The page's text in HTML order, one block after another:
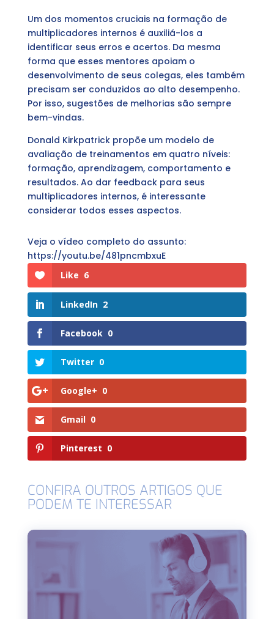
Um dos momentos cruciais na formação de
multiplicadores internos é auxiliá-los a
identificar seus erros e acertos. Da mesma
forma que esses mentores apoiam o
desenvolvimento de seus colegas, eles também
precisam ser conduzidos ao alto desempenho.
Por isso, sugestões de melhorias são sempre
bem-vindas.
Donald Kirkpatrick propõe um modelo de
avaliação de treinamentos em quatro níveis:
formação, aprendizagem, comportamento e
resultados. Ao dar feedback para seus
multiplicadores internos, é interessante
considerar todos esses aspectos.
Veja o vídeo completo do assunto:
https://youtu.be/481pncmbxuE
Like 6
LinkedIn 2
Facebook 0
Twitter 0
Google+ 0
Gmail 0
Pinterest 0
CONFIRA OUTROS ARTIGOS QUE
PODEM TE INTERESSAR